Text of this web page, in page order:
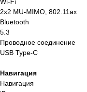
2x2 MU-MIMO, 802.11ax
Bluetooth
5.3
Проводное соединение
USB Type-C
Навигация
Навигация